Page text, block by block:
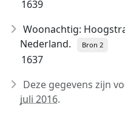
1639
Woonachtig:
Nederland.
Bron 2
1637
Deze gegevens zijn
juli 2016.